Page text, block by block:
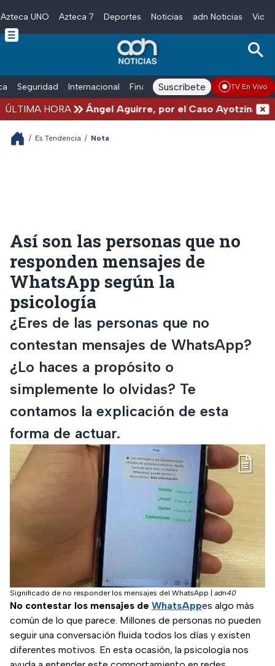
Skip to main content
Azteca UNO Azteca 7 Deportes Noticias adn Noticias
Seguridad Internacional Finanzas adn Noticias Radio
Suscríbete TV En Vivo
ÚLTIMA HORA
de Guerrero, Ángel Aguirre, por el Caso Ayotzinapa
/ Es Tendencia / Nota
Así son las personas que no
responden mensajes de
WhatsApp según la
psicología
¿Eres de las personas que no
contestan mensajes de WhatsApp?
¿Lo haces a propósito o
simplemente lo olvidas? Te
contamos la explicación de esta
forma de actuar.
Significado de no responder los mensajes del WhatsApp adn40
No contestar los mensajes de WhatsAppes algo más
común de lo que parece. Millones de personas no pueden
seguir una conversación fluida todos los días y existen
diferentes motivos. En esta ocasión, la psicología nos